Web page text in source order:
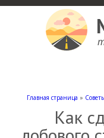
Главная страница »
Как